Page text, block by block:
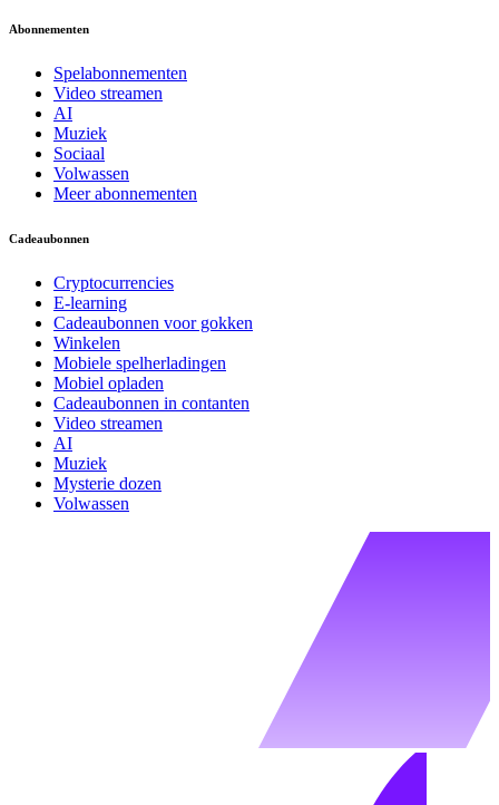
Abonnementen
Spelabonnementen
Video streamen
AI
Muziek
Sociaal
Volwassen
Meer abonnementen
Cadeaubonnen
Cryptocurrencies
E-learning
Cadeaubonnen voor gokken
Winkelen
Mobiele spelherladingen
Mobiel opladen
Cadeaubonnen in contanten
Video streamen
AI
Muziek
Mysterie dozen
Volwassen